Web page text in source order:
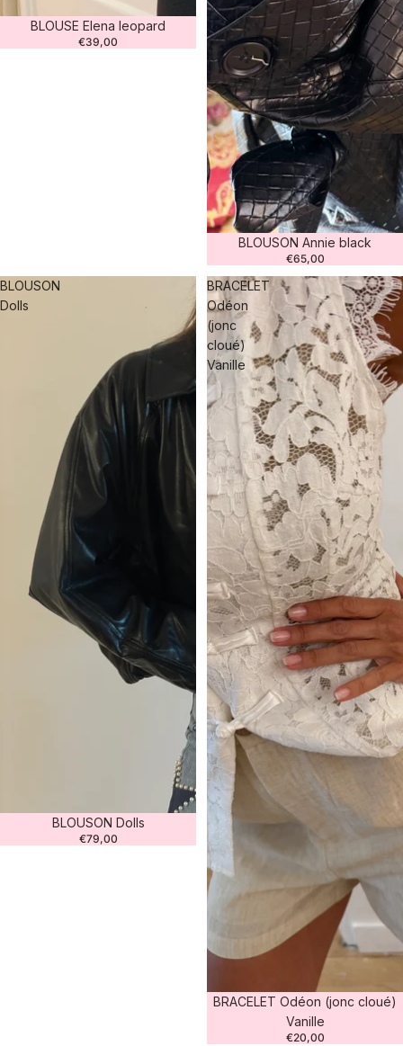
BLOUSE Elena leopard
€39,00
BLOUSON Annie black
€65,00
BLOUSON
Dolls
BLOUSON Dolls
€79,00
BRACELET
Odéon
(jonc
cloué)
Vanille
BRACELET Odéon (jonc cloué)
Vanille
€20,00